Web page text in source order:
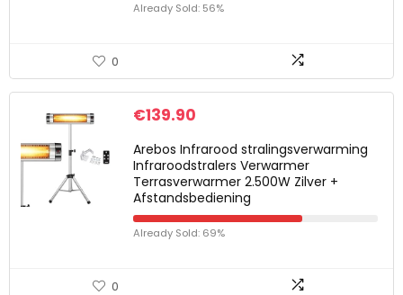
Already Sold: 56%
0
€139.90
Arebos Infrarood stralingsverwarming
Infraroodstralers Verwarmer
Terrasverwarmer 2.500W Zilver +
Afstandsbediening
Already Sold: 69%
0